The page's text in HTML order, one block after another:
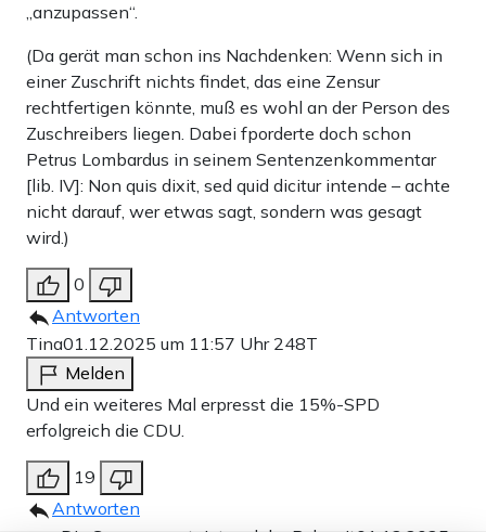
„anzupassen“.
(Da gerät man schon ins Nachdenken: Wenn sich in
einer Zuschrift nichts findet, das eine Zensur
rechtfertigen könnte, muß es wohl an der Person des
Zuschreibers liegen. Dabei fporderte doch schon
Petrus Lombardus in seinem Sentenzenkommentar
[lib. IV]: Non quis dixit, sed quid dicitur intende – achte
nicht darauf, wer etwas sagt, sondern was gesagt
wird.)
0
Antworten
Tina01.12.2025 um 11:57 Uhr 248T
Melden
Und ein weiteres Mal erpresst die 15%-SPD
erfolgreich die CDU.
19
Antworten